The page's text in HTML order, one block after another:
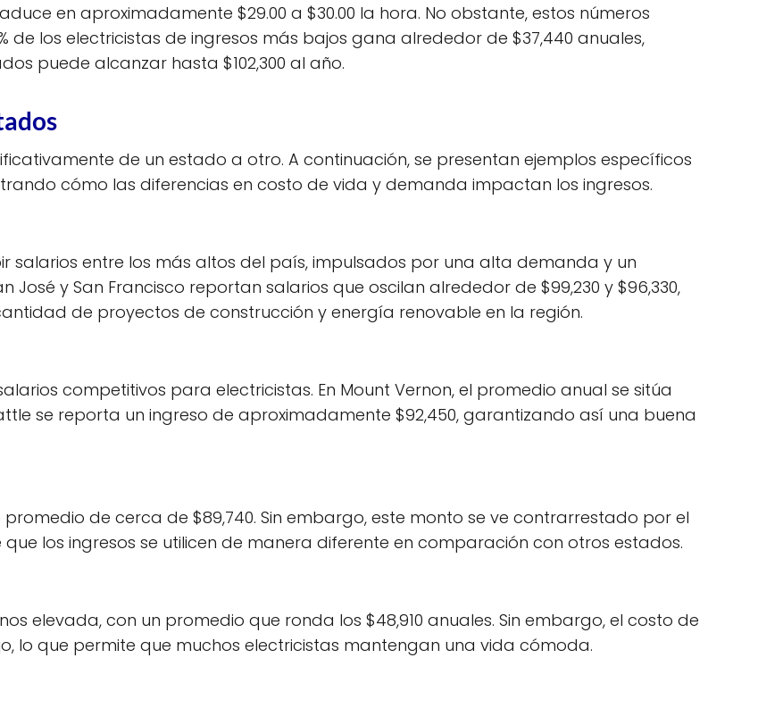
en aproximadamente $29.00 a $30.00 la hora. No obstante, estos números
de los electricistas de ingresos más bajos gana alrededor de $37,440 anuales,
puede alcanzar hasta $102,300 al año.
de un estado a otro. A continuación, se presentan ejemplos específicos
cómo las diferencias en costo de vida y demanda impactan los ingresos.
salarios entre los más altos del país, impulsados por una alta demanda y un
y San Francisco reportan salarios que oscilan alrededor de $99,230 y $96,330,
de proyectos de construcción y energía renovable en la región.
competitivos para electricistas. En Mount Vernon, el promedio anual se sitúa
se reporta un ingreso de aproximadamente $92,450, garantizando así una buena
promedio de cerca de $89,740. Sin embargo, este monto se ve contrarrestado por el
los ingresos se utilicen de manera diferente en comparación con otros estados.
elevada, con un promedio que ronda los $48,910 anuales. Sin embargo, el costo de
lo que permite que muchos electricistas mantengan una vida cómoda.